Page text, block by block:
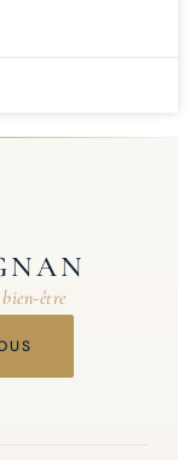
être